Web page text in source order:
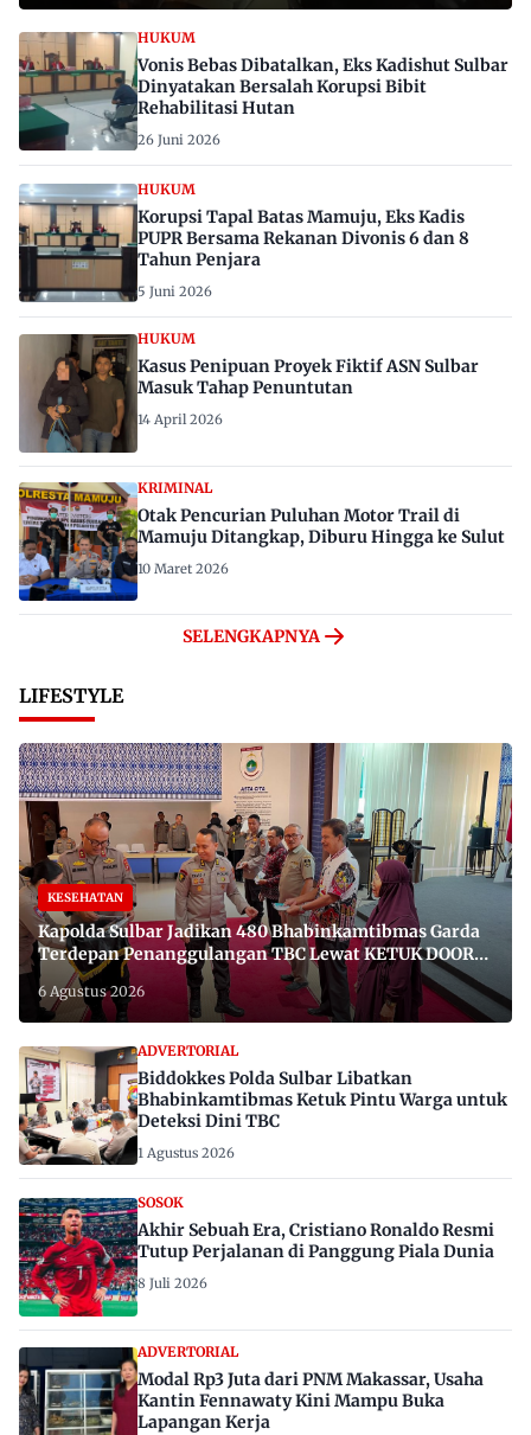
HUKUM
Vonis Bebas Dibatalkan, Eks Kadishut Sulbar
Dinyatakan Bersalah Korupsi Bibit
Rehabilitasi Hutan
26 Juni 2026
HUKUM
Korupsi Tapal Batas Mamuju, Eks Kadis
PUPR Bersama Rekanan Divonis 6 dan 8
Tahun Penjara
5 Juni 2026
HUKUM
Kasus Penipuan Proyek Fiktif ASN Sulbar
Masuk Tahap Penuntutan
14 April 2026
KRIMINAL
Otak Pencurian Puluhan Motor Trail di
Mamuju Ditangkap, Diburu Hingga ke Sulut
10 Maret 2026
SELENGKAPNYA
LIFESTYLE
KESEHATAN
Kapolda Sulbar Jadikan 480 Bhabinkamtibmas Garda
Terdepan Penanggulangan TBC Lewat KETUK DOORS
di 650 Desa
6 Agustus 2026
ADVERTORIAL
Biddokkes Polda Sulbar Libatkan
Bhabinkamtibmas Ketuk Pintu Warga untuk
Deteksi Dini TBC
1 Agustus 2026
SOSOK
Akhir Sebuah Era, Cristiano Ronaldo Resmi
Tutup Perjalanan di Panggung Piala Dunia
8 Juli 2026
ADVERTORIAL
Modal Rp3 Juta dari PNM Makassar, Usaha
Kantin Fennawaty Kini Mampu Buka
Lapangan Kerja